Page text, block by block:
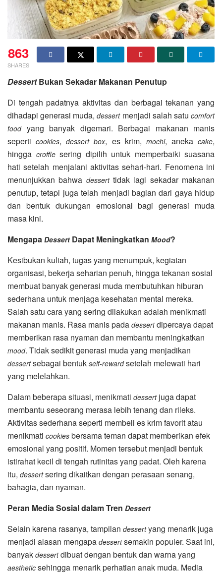
863
SHARES
DessertBukan Sekadar Makanan Penutup
Di tengah padatnya aktivitas dan berbagai tekanan yang
dihadapi generasi muda,dessertmenjadi salah satucomfort
foodyang banyak digemari. Berbagai makanan manis
seperticookies,dessert box, es krim, mochi, aneka cake,
hingga crofflesering dipilih untuk memperbaiki suasana
hati setelah menjalani aktivitas sehari-hari. Fenomena ini
menunjukkan bahwa desserttidak lagi sekadar makanan
penutup, tetapi juga telah menjadi bagian dari gaya hidup
dan bentuk dukungan emosional bagi generasi muda
masa kini.
Mengapa Dessert Dapat Meningkatkan Mood?
Kesibukan kuliah, tugas yang menumpuk, kegiatan
organisasi, bekerja seharian penuh, hingga tekanan sosial
membuat banyak generasi muda membutuhkan hiburan
sederhana untuk menjaga kesehatan mental mereka.
Salah satu cara yang sering dilakukan adalah menikmati
makanan manis. Rasa manis pada dessertdipercaya dapat
memberikan rasa nyaman dan membantu meningkatkan
mood. Tidak sedikit generasi muda yang menjadikan
dessertsebagai bentuk self-rewardsetelah melewati hari
yang melelahkan.
Dalam beberapa situasi, menikmati dessertjuga dapat
membantu seseorang merasa lebih tenang dan rileks.
Aktivitas sederhana seperti membeli es krim favorit atau
menikmati cookies bersama teman dapat memberikan efek
emosional yang positif. Momen tersebut menjadi bentuk
istirahat kecil di tengah rutinitas yang padat. Oleh karena
itu, dessertsering dikaitkan dengan perasaan senang,
bahagia, dan nyaman.
Peran Media Sosial dalam Tren Dessert
Selain karena rasanya, tampilan dessertyang menarik juga
menjadi alasan mengapa dessertsemakin populer. Saat ini,
banyak dessertdibuat dengan bentuk dan warna yang
aesthetic sehingga menarik perhatian anak muda. Media